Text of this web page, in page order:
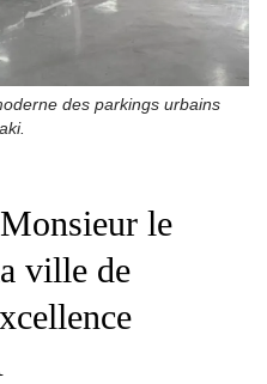
des parkings urbains
le
ville de